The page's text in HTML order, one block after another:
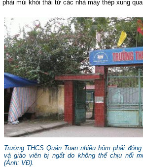
phải mùi khói thải từ các nhà máy thép xung
Trường THCS Quán Toan nhiều hôm phải
và giáo viên bị ngất do không thể chịu nổi
(Ảnh: VĐ).